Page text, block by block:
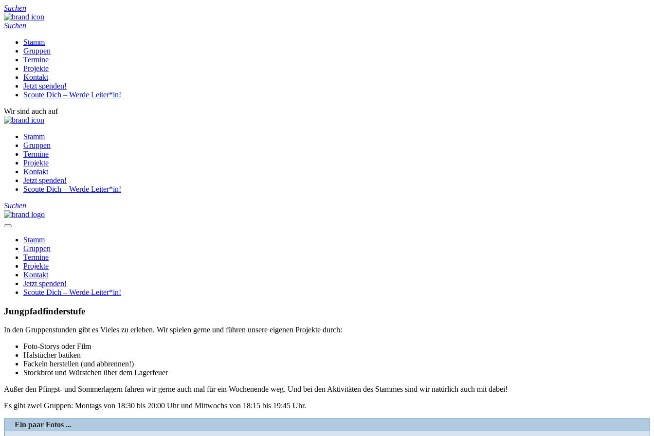
Suchen
Suchen
Stamm
Gruppen
Termine
Projekte
Kontakt
Jetzt spenden!
Scoute Dich – Werde Leiter*in!
Wir sind auch auf
Stamm
Gruppen
Termine
Projekte
Kontakt
Jetzt spenden!
Scoute Dich – Werde Leiter*in!
Suchen
Stamm
Gruppen
Termine
Projekte
Kontakt
Jetzt spenden!
Scoute Dich – Werde Leiter*in!
Jungpfadfinderstufe
In den Gruppenstunden gibt es Vieles zu erleben. Wir spielen gerne und führen unsere eigenen Projekte durch:
Foto-Storys oder Film
Halstücher batiken
Fackeln herstellen (und abbrennen!)
Stockbrot und Würstchen über dem Lagerfeuer
Außer den Pfingst- und Sommerlagern fahren wir gerne auch mal für ein Wochenende weg. Und bei den Aktivitäten des Stammes sind wir natürlich auch mit dabei!
Es gibt zwei Gruppen: Montags von 18:30 bis 20:00 Uhr und Mittwochs von 18:15 bis 19:45 Uhr.
Ein paar Fotos ...